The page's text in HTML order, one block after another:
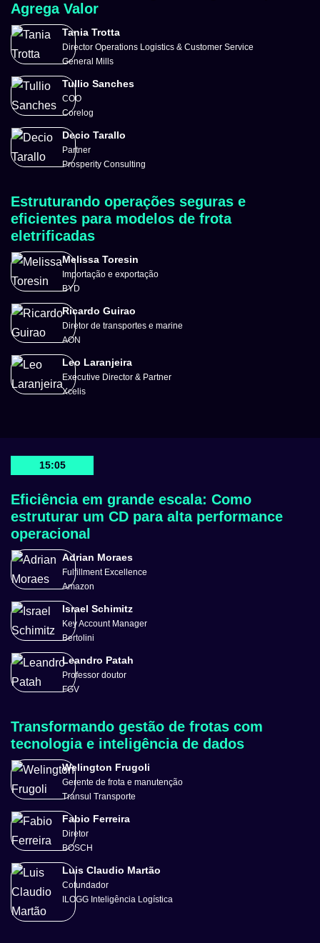
Agrega Valor
Tania Trotta
Director Operations Logistics & Customer Service
General Mills
Tullio Sanches
COO
Corelog
Decio Tarallo
Partner
Prosperity Consulting
Estruturando operações seguras e
eficientes para modelos de frota
eletrificadas
Melissa Toresin
Importação e exportação
BYD
Ricardo Guirao
Diretor de transportes e marine
AON
Leo Laranjeira
Executive Director & Partner
Xcelis
15:05
Eficiência em grande escala: Como
estruturar um CD para alta performance
operacional
Adrian Moraes
Fulfillment Excellence
Amazon
Israel Schimitz
Key Account Manager
Bertolini
Leandro Patah
Professor doutor
FGV
Transformando gestão de frotas com
tecnologia e inteligência de dados
Welington Frugoli
Gerente de frota e manutenção
Transul Transporte
Fabio Ferreira
Diretor
BOSCH
Luis Claudio Martão
Cofundador
ILOGG Inteligência Logística